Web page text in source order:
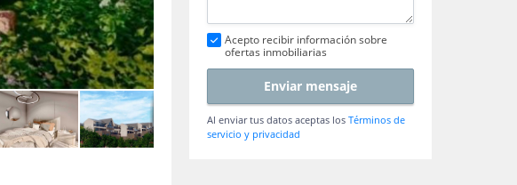
Acepto recibir información sobre
ofertas inmobiliarias
Enviar mensaje
Al enviar tus datos aceptas los Términos de
servicio y privacidad